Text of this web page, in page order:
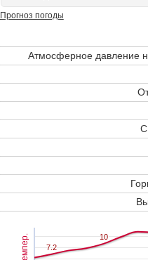
Прогноз погоды
Атмосферное давление
Темпер. 7.2
7.2
10
10